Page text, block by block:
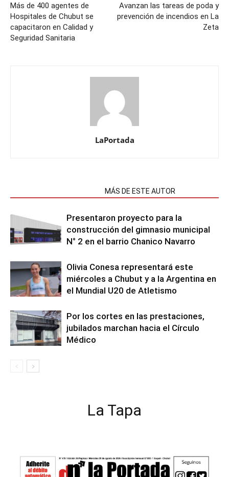
Más de 400 agentes de
Hospitales de Chubut se
capacitaron en Calidad y
Seguridad Sanitaria
Avanzan las tareas de poda y
prevención de incendios en La
Zeta
LaPortada
MÁS DE ESTE AUTOR
Presentaron proyecto para la
construcción del gimnasio municipal
N° 2 en el barrio Chanico Navarro
Olivia Conesa representará este
miércoles a Chubut y a la Argentina en
el Mundial U20 de Atletismo
Por los cortes en las prestaciones,
jubilados marchan hacia el Círculo
Médico
La Tapa